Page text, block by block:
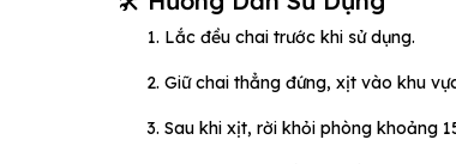
Lắc đều chai trước khi sử dụng.
Giữ chai thẳng đứng, xịt vào khu
Sau khi xịt, rời khỏi phòng khoảng